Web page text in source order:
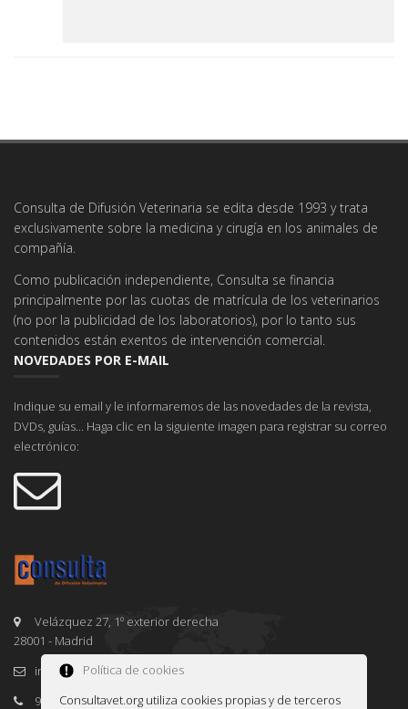
Consulta de Difusión Veterinaria se edita desde 1993 y trata
exclusivamente sobre la medicina y cirugía en los animales de
compañía.
Como publicación independiente, Consulta se financia
principalmente por las cuotas de matrícula de los veterinarios
(no por la publicidad de los laboratorios), por lo tanto sus
contenidos están exentos de intervención comercial.
NOVEDADES POR E-MAIL
Indique su email y le informaremos de las novedades de la revista,
DVDs, guías... Haga clic en la siguiente imagen para registrar su correo
electrónico:
Velázquez 27, 1º exterior derecha
28001 - Madrid
info@consultavet.org
91 995 38 25
Política de cookies
Consultavet.org utiliza cookies propias y de terceros